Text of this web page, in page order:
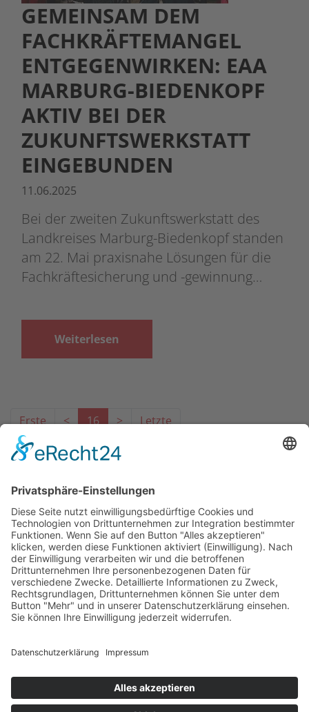
GEMEINSAM DEM
FACHKRÄFTEMANGEL
ENTGEGENWIRKEN: EAA
MARBURG-BIEDENKOPF
AKTIV BEI DER
ZUKUNFTSWERKSTATT
EINGEBUNDEN
11.06.2025
Bei der zweiten Zukunftswerkstatt des
Landkreises Marburg-Biedenkopf standen
am 22. Mai praxisnahe Lösungen für die
Fachkräftesicherung und -gewinnung…
Weiterlesen
Erste < 16 > Letzte
Das Projekt zur Implementierung der Einheitlichen
Ansprechstellen für Arbeitgeber gemäß § 185a SGB IX in
Hessen wird gefördert aus Mitteln des LWV Hessen
Integrationsamtes. Das Projekt wird unter Einbindung
des Hessischen Ministeriums für Arbeit, Integration,
Jugend und Soziales von der Forschungsstelle des
Bildungswerks der Hessischen Wirtschaft e. V.
durchgeführt.